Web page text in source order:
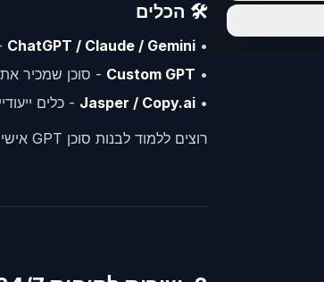
🛠️ הכלים
•
ChatGPT / Claude / Gemini
•
Custom GPT - סוכן שמכיר
•
Jasper / Copy.ai - כלים
רוצים ללמוד לבנות סוכן GPT אישי לעסק שלכם?